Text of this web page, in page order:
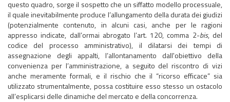
questo quadro, sorge il sospetto che un siffatto modello processuale,
il quale inevitabilmente produce l’allungamento della durata dei giudizi
(potenzialmente contenuto, in alcuni casi, anche per le ragioni
appresso indicate, dall’ormai abrogato l’art. 120, comma 2-bis, del
codice del processo amministrativo), il dilatarsi dei tempi di
assegnazione degli appalti, l’allontanamento dall'obiettivo della
convenienza per l’amministrazione, a seguito del riscontro di vizi
anche meramente formali, e il rischio che il “ricorso efficace” sia
utilizzato strumentalmente, possa costituire esso stesso un ostacolo
all’esplicarsi delle dinamiche del mercato e della concorrenza.